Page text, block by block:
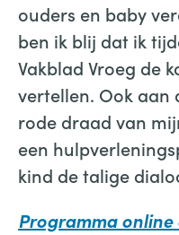
ouders en baby
ben ik blij dat ik
Vakblad Vroeg de
vertellen. Ook aan
rode draad van
een
kind de talige
Programma online